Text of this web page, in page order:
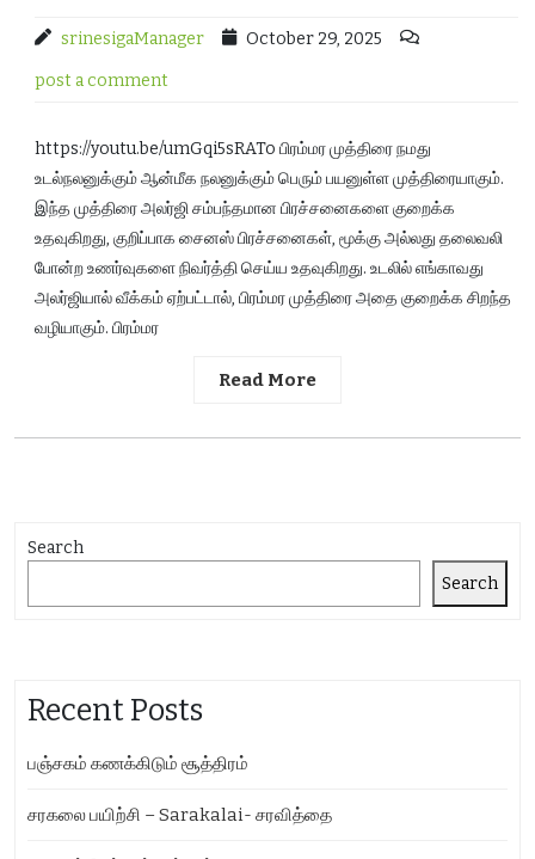
srinesigaManager October 29, 2025
post a comment
https://youtu.be/umGqi5sRATo பிரம்மர முத்திரை நமது
உடல்நலனுக்கும் ஆன்மீக நலனுக்கும் பெரும் பயனுள்ள முத்திரையாகும்.
இந்த முத்திரை அலர்ஜி சம்பந்தமான பிரச்சனைகளை குறைக்க
உதவுகிறது, குறிப்பாக சைனஸ் பிரச்சனைகள், மூக்கு அல்லது தலைவலி
போன்ற உணர்வுகளை நிவர்த்தி செய்ய உதவுகிறது. உடலில் எங்காவது
அலர்ஜியால் வீக்கம் ஏற்பட்டால், பிரம்மர முத்திரை அதை குறைக்க சிறந்த
வழியாகும். பிரம்மர
Read More
Search
Search
Recent Posts
பஞ்சகம் கணக்கிடும் சூத்திரம்
சரகலை பயிற்சி – Sarakalai- சரவித்தை